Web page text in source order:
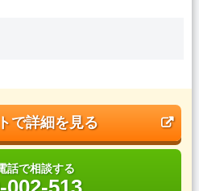
で詳細を見る
話で相談する